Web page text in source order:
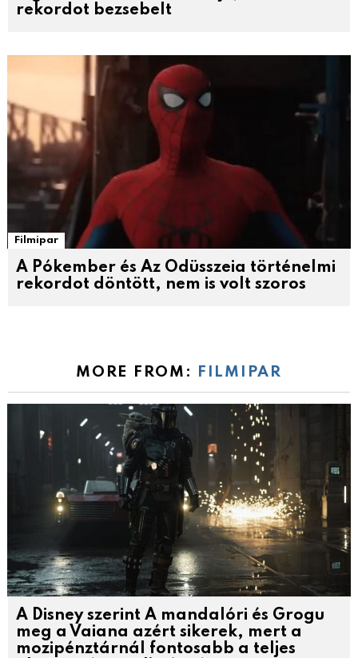
rekordot bezsebelt
Filmipar
A Pókember és Az Odüsszeia történelmi
rekordot döntött, nem is volt szoros
MORE FROM: FILMIPAR
A Disney szerint A mandalóri és Grogu
meg a Vaiana azért sikerek, mert a
mozipénztárnál fontosabb a teljes